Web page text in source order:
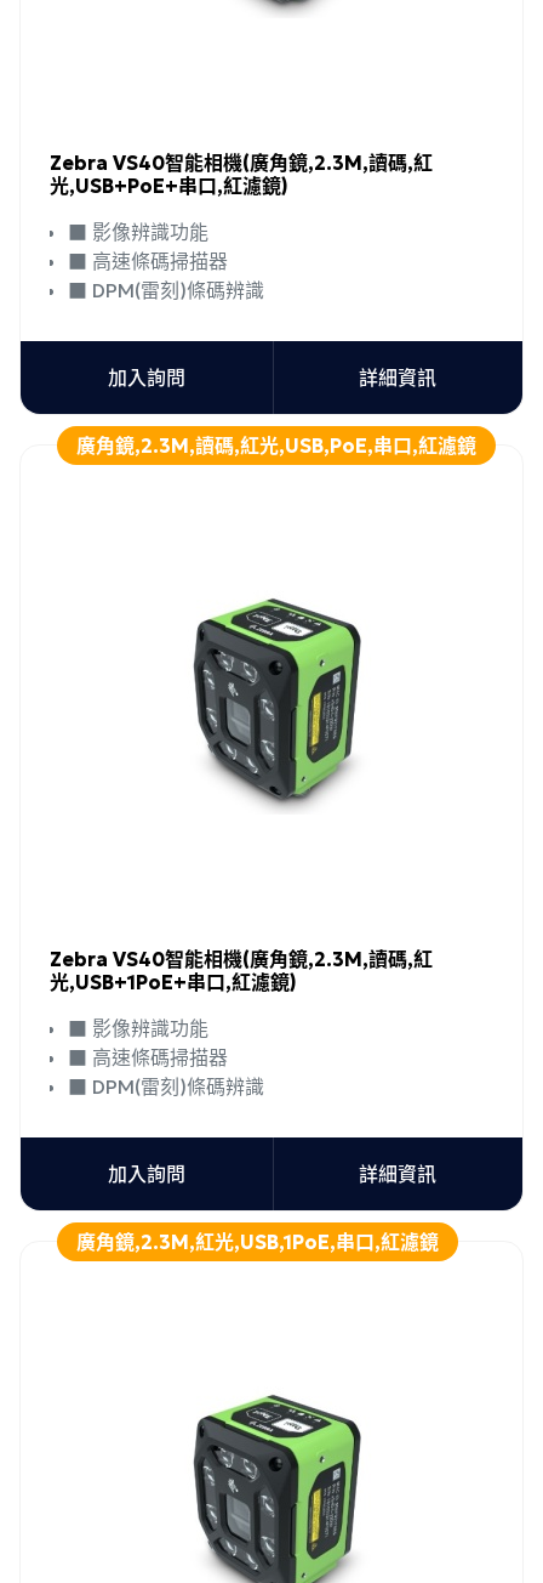
Zebra VS40智能相機(廣角鏡,2.3M,讀碼,紅
光,USB+PoE+串口,紅濾鏡)
■ 影像辨識功能
■ 高速條碼掃描器
■ DPM(雷刻)條碼辨識
加入詢問 詳細資訊
廣角鏡,2.3M,讀碼,紅光,USB,PoE,串口,紅濾鏡
Zebra VS40智能相機(廣角鏡,2.3M,讀碼,紅
光,USB+1PoE+串口,紅濾鏡)
■ 影像辨識功能
■ 高速條碼掃描器
■ DPM(雷刻)條碼辨識
加入詢問 詳細資訊
廣角鏡,2.3M,紅光,USB,1PoE,串口,紅濾鏡